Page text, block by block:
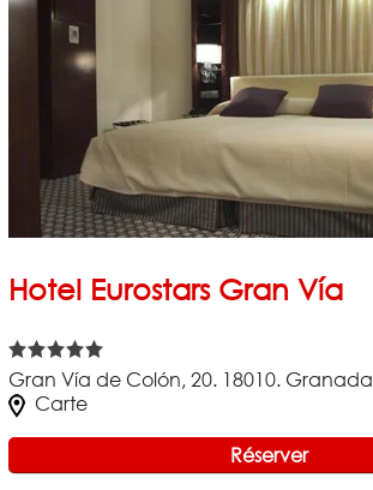
Hotel Eurostars Gran Vía
Gran Vía de Colón, 20. 18010. Granada
Carte
Réserver